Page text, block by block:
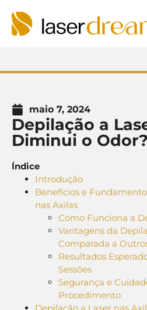
maio 7, 2024
Depilação a
Diminui o Odor?
Índice
Introdução
Benefícios e
nas Axilas
Como Funciona a
Vantagens da
Comparada a
Resultados
Sessões
Segurança e
Procedimento